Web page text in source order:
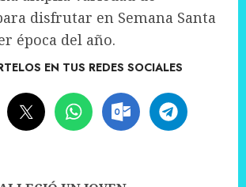
disfrutar en Semana Santa
época del año.
EN TUS REDES SOCIALES